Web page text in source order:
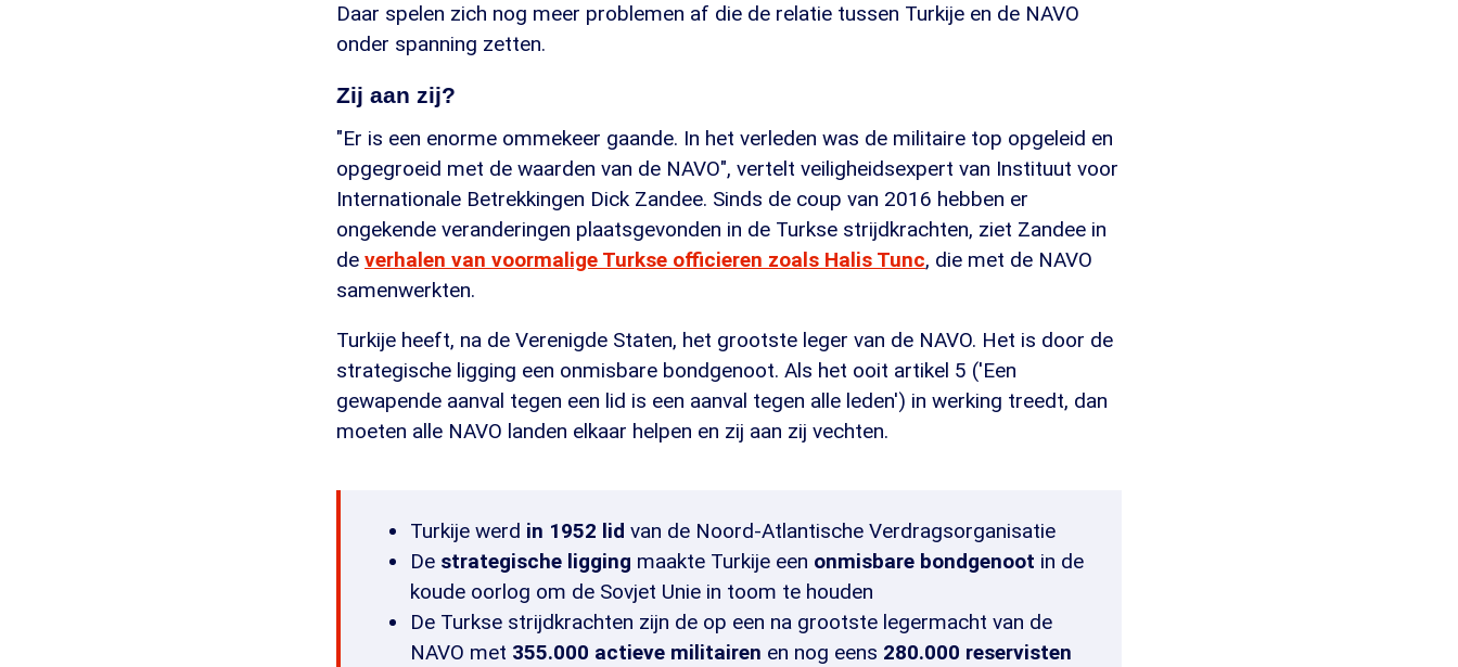
Daar spelen zich nog meer problemen af die de relatie tussen Turkije en de NAVO
onder spanning zetten.
Zij aan zij?
"Er is een enorme ommekeer gaande. In het verleden was de militaire top opgeleid en
opgegroeid met de waarden van de NAVO", vertelt veiligheidsexpert van Instituut voor
Internationale Betrekkingen Dick Zandee. Sinds de coup van 2016 hebben er
ongekende veranderingen plaatsgevonden in de Turkse strijdkrachten, ziet Zandee in
de verhalen van voormalige Turkse officieren zoals Halis Tunc, die met de NAVO
samenwerkten.
Turkije heeft, na de Verenigde Staten, het grootste leger van de NAVO. Het is door de
strategische ligging een onmisbare bondgenoot. Als het ooit artikel 5 ('Een
gewapende aanval tegen een lid is een aanval tegen alle leden') in werking treedt, dan
moeten alle NAVO landen elkaar helpen en zij aan zij vechten.
Turkije werd in 1952 lid van de Noord-Atlantische Verdragsorganisatie
De strategische ligging maakte Turkije een onmisbare bondgenoot in de
koude oorlog om de Sovjet Unie in toom te houden
De Turkse strijdkrachten zijn de op een na grootste legermacht van de
NAVO met 355.000 actieve militairen en nog eens 280.000 reservisten